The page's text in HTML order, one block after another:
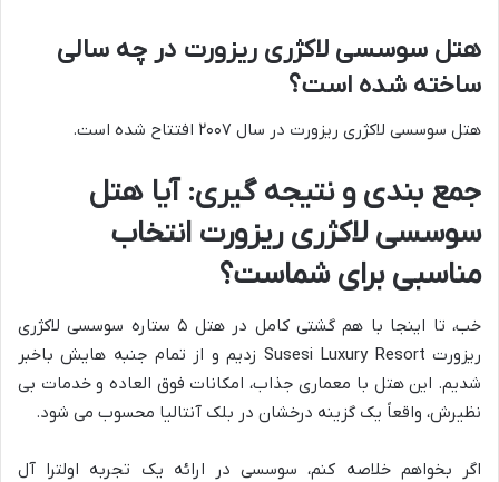
هتل سوسسی لاکژری ریزورت در چه سالی
ساخته شده است؟
هتل سوسسی لاکژری ریزورت در سال ۲۰۰۷ افتتاح شده است.
جمع بندی و نتیجه گیری: آیا هتل
سوسسی لاکژری ریزورت انتخاب
مناسبی برای شماست؟
خب، تا اینجا با هم گشتی کامل در هتل ۵ ستاره سوسسی لاکژری
ریزورت Susesi Luxury Resort زدیم و از تمام جنبه هایش باخبر
شدیم. این هتل با معماری جذاب، امکانات فوق العاده و خدمات بی
نظیرش، واقعاً یک گزینه درخشان در بلک آنتالیا محسوب می شود.
اگر بخواهم خلاصه کنم، سوسسی در ارائه یک تجربه اولترا آل